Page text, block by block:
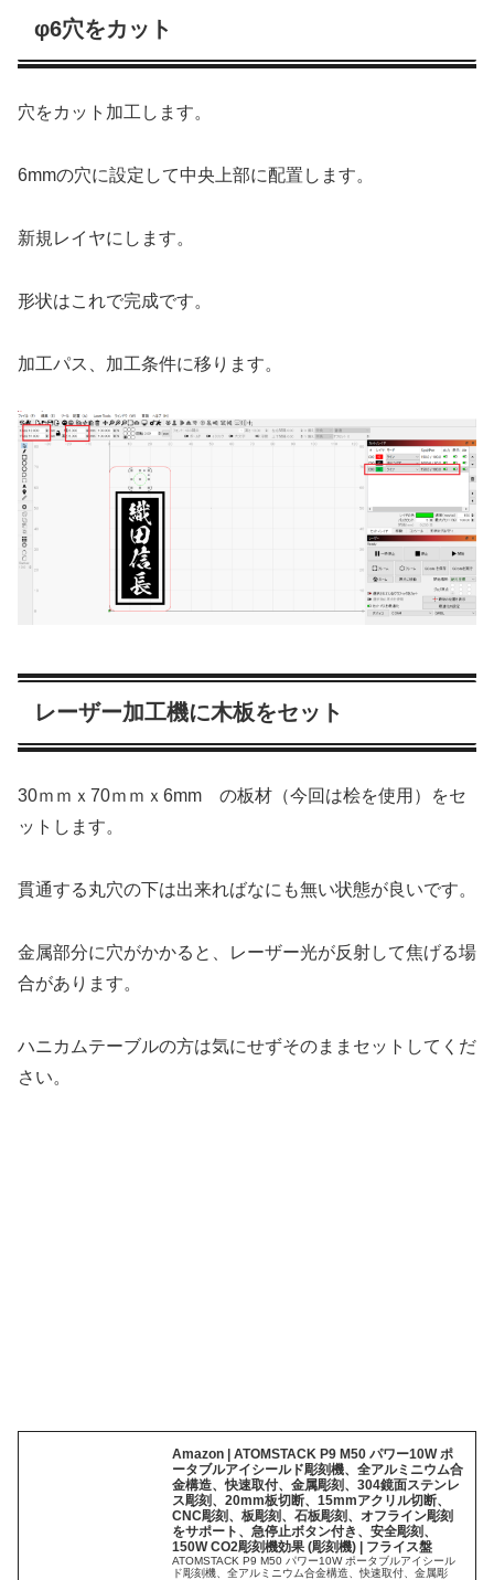
φ6穴をカット
穴をカット加工します。
6mmの穴に設定して中央上部に配置します。
新規レイヤにします。
形状はこれで完成です。
加工パス、加工条件に移ります。
レーザー加工機に木板をセット
30ｍｍｘ70ｍｍｘ6mm の板材（今回は桧を使用）をセ
ットします。
貫通する丸穴の下は出来ればなにも無い状態が良いです。
金属部分に穴がかかると、レーザー光が反射して焦げる場
合があります。
ハニカムテーブルの方は気にせずそのままセットしてくだ
さい。
Amazon | ATOMSTACK P9 M50 パワー10W ポ
ータブルアイシールド彫刻機、全アルミニウム合
金構造、快速取付、金属彫刻、304鏡面ステンレ
ス彫刻、20mm板切断、15mmアクリル切断、
CNC彫刻、板彫刻、石板彫刻、オフライン彫刻
をサポート、急停止ボタン付き、安全彫刻、
150W CO2彫刻機効果 (彫刻機) | フライス盤
ATOMSTACK P9 M50 パワー10W ポータブルアイシール
ド彫刻機、全アルミニウム合金構造、快速取付、金属彫